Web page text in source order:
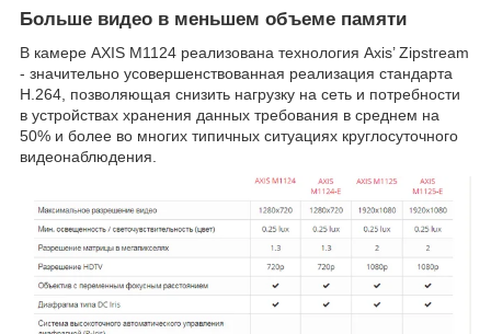
Больше видео в меньшем объеме памяти
В камере AXIS M1124 реализована технология Axis’ Zipstream
- значительно усовершенствованная реализация стандарта
H.264, позволяющая снизить нагрузку на сеть и потребности
в устройствах хранения данных требования в среднем на
50% и более во многих типичных ситуациях круглосуточного
видеонаблюдения.